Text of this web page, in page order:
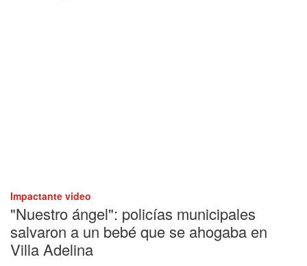
Impactante video
"Nuestro ángel": policías municipales
salvaron a un bebé que se ahogaba en
Villa Adelina